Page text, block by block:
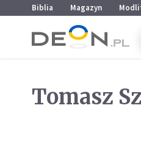
Przejdź do menu głównego
Przejdź do treści
Biblia Magazyn
Tomasz